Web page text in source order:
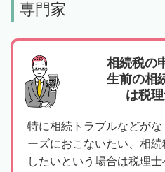
専門家
相続税の
生前の相
は税
特に相続トラブルなどが
ーズにおこないたい、相
したいという場合は税理